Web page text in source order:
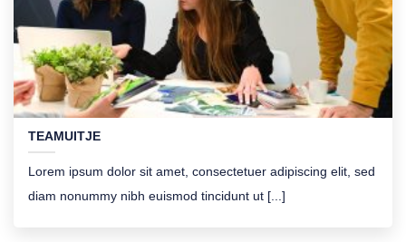
TEAMUITJE
Lorem ipsum dolor sit amet, consectetuer adipiscing elit, sed
diam nonummy nibh euismod tincidunt ut [...]